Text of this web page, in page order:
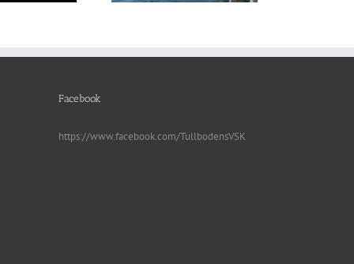
Facebook
https://www.facebook.com/TullbodensVSK